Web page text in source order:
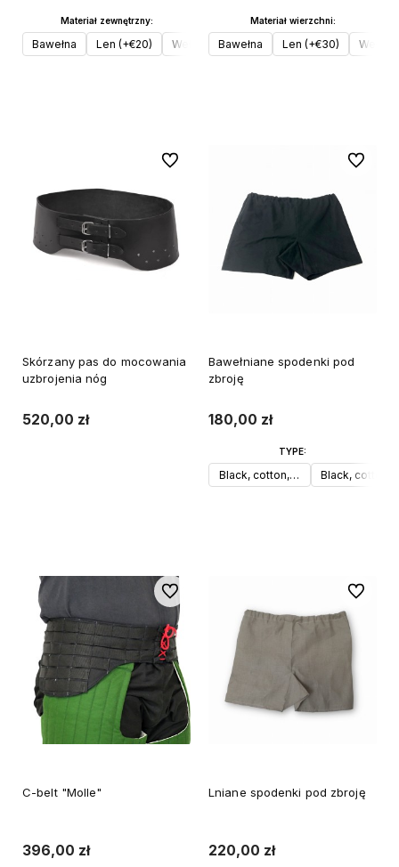
Materiał zewnętrzny:
Bawełna Len (+€20) Wełna (+€30)
Materiał wierzchni:
Bawełna Len (+€30) Wełna
Skórzany pas do mocowania
uzbrojenia nóg
520,00 zł
Do ulubionych
Bawełniane spodenki pod
zbroję
180,00 zł
TYPE:
Black, cotton, M Black, cotton, L
Do
C-belt "Molle"
396,00 zł
Do ulubionych
Lniane spodenki pod zbroję
220,00 zł
Do